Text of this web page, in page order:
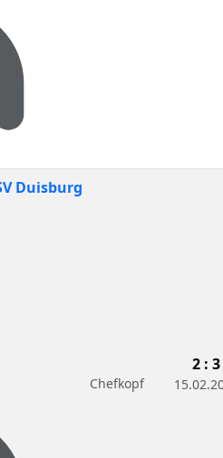
Duisburg
Chefkopf
2 : 3